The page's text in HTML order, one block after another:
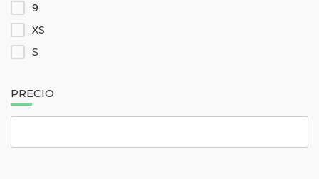
9
XS
S
L
XL
PRECIO